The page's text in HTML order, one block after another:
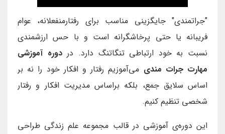
"جراتمندی" جایگزینی مناسب برای رفتارمنفعلانه، عوام
فریبانه یا حتی پرخاشگرانه است و با حس ارزشمندی
نسبت به خود ارتباطی تنگاتنگ دارد. دردوره آموزشی
مهارت جرات مندی می‌آموزیم رفتار و افکار خود را نه بر
اساس سلایق جمع، بلکه براساس مدیریت افکار و رفتار
شخصی تنظیم کنیم.
این دوره‌ی آموزشی در قالب مجموعه علم زندگی طراحی